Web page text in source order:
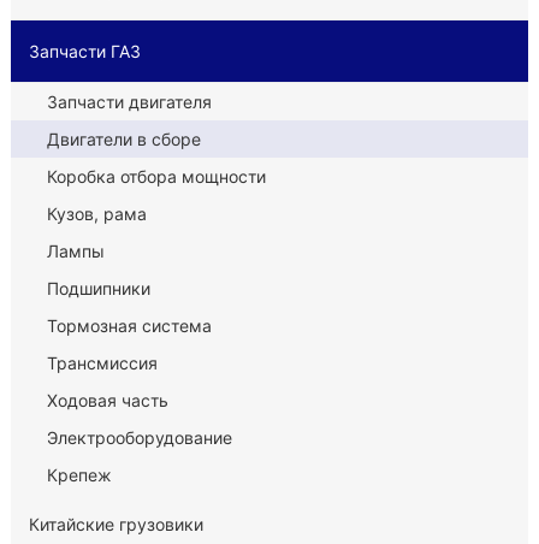
Запчасти ГАЗ
Запчасти двигателя
Двигатели в сборе
Коробка отбора мощности
Кузов, рама
Лампы
Подшипники
Тормозная система
Трансмиссия
Ходовая часть
Электрооборудование
Крепеж
Китайские грузовики